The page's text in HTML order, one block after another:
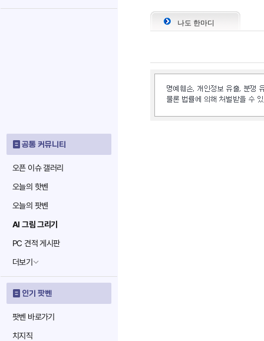
공통 커뮤니티
오픈 이슈 갤러리
오늘의 핫벤
오늘의 팟벤
AI 그림 그리기
PC 견적 게시판
더보기
인기 팟벤
팟벤 바로가기
치지직
나도 한마디